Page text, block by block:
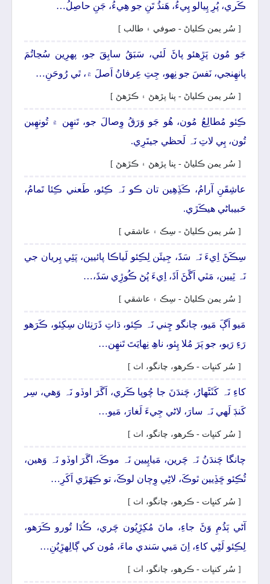
ڪَري، پُرِ پِيالو پِيءُ، ھَنڌُ تَنِ جو ھِيءُ، جَنِ حاصِلُ…
[ سُر يمن ڪلياڻ - صوفي ۽ طالب ]
جَو مُون پَڙِهئو پاڻَ لَئي، سَبَقُ سابِقَ جو، پھرِين سُڃاتُمَ
پانھِنجي، نَفسَ جو نِھو، جِتِ عِرفانُ اَصلَ ۾، ٿي رُوحَنِ…
[ سُر يمن ڪلياڻ - پنا پڙهڻ ۽ ڪڙهڻ ]
ڪِئو مُطالِعُ مُون، ھُو جَو وَرَقُ وِصالَ جو، تَنھِن ۾ تُونھِين
تُون، ٻِي لاتِ نَہ لَحظي جيتَرِي.
[ سُر يمن ڪلياڻ - پنا پڙهڻ ۽ ڪڙهڻ ]
عاشِقَنِ آرامُ، ڪَڏِھِين تان ڪو نَہ ڪِئو، طَعني ڪِئا تَمامُ،
حَبيباڻي ھيڪَڙي.
[ سُر يمن ڪلياڻ - سِڪ ۽ عاشقي ]
سِڪَڻَ اِيءَ نَہ سَڌَ، جِيئَن لِڪِئو لَياڪا پائيين، پَئِي پِريان جي
نَہ ٿِيين، مَٿي اَڱَڻَ اَڌَ، اِيءَ پُڻ ڪُوڙِي سَڌَ،…
[ سُر يمن ڪلياڻ - سِڪ ۽ عاشقي ]
مَيو اَڳَ مَيو، چانگو چِني نَہ ڪِئو، ڌاتِ ڌَرَنِئان سِکِئو، ڪَرَھو
رَءِ رَيو، جو پَرَ مُلا پِئو، ناھِ نِھايَتَ تَنھِن…
[ سُر کنڀات - ڪرھو، چانگو، اٺ ]
کاءِ نَہ کَٽَڻَھارُ، چَندَنَ جا چُوپا ڪَري، اَگَرَ اوڏو نَہ وَھي، سِر
کَنڊَ لَھي نَہ سارَ، لاڻي جِيءَ لَغارَ، مَيو…
[ سُر کنڀات - ڪرھو، چانگو، اٺ ]
چانگا چَندَنُ نَہ چَرين، مَياپِيين نَہ موڪَ، اگَرَ اوڏو نَہ وَھين،
ٿُڪِئو ڇَڏِيين ٿوڪَ، لاڻِي وِچان لوڪَ، تو ڪِھَڙي اَکَرِ…
[ سُر کنڀات - ڪرھو، چانگو، اٺ ]
آڻي ٻَڌُمِ وَڻَ جاءِ، مانَ مُکِڙِيُون چَري، ڪُڌا تُورو ڪَرَھو،
لِڪِئو لَڻِي کاءِ، اِنَ مَيي سَندي ماءَ، مُون کي ڳالِهڙِيُنِ…
[ سُر کنڀات - ڪرھو، چانگو، اٺ ]